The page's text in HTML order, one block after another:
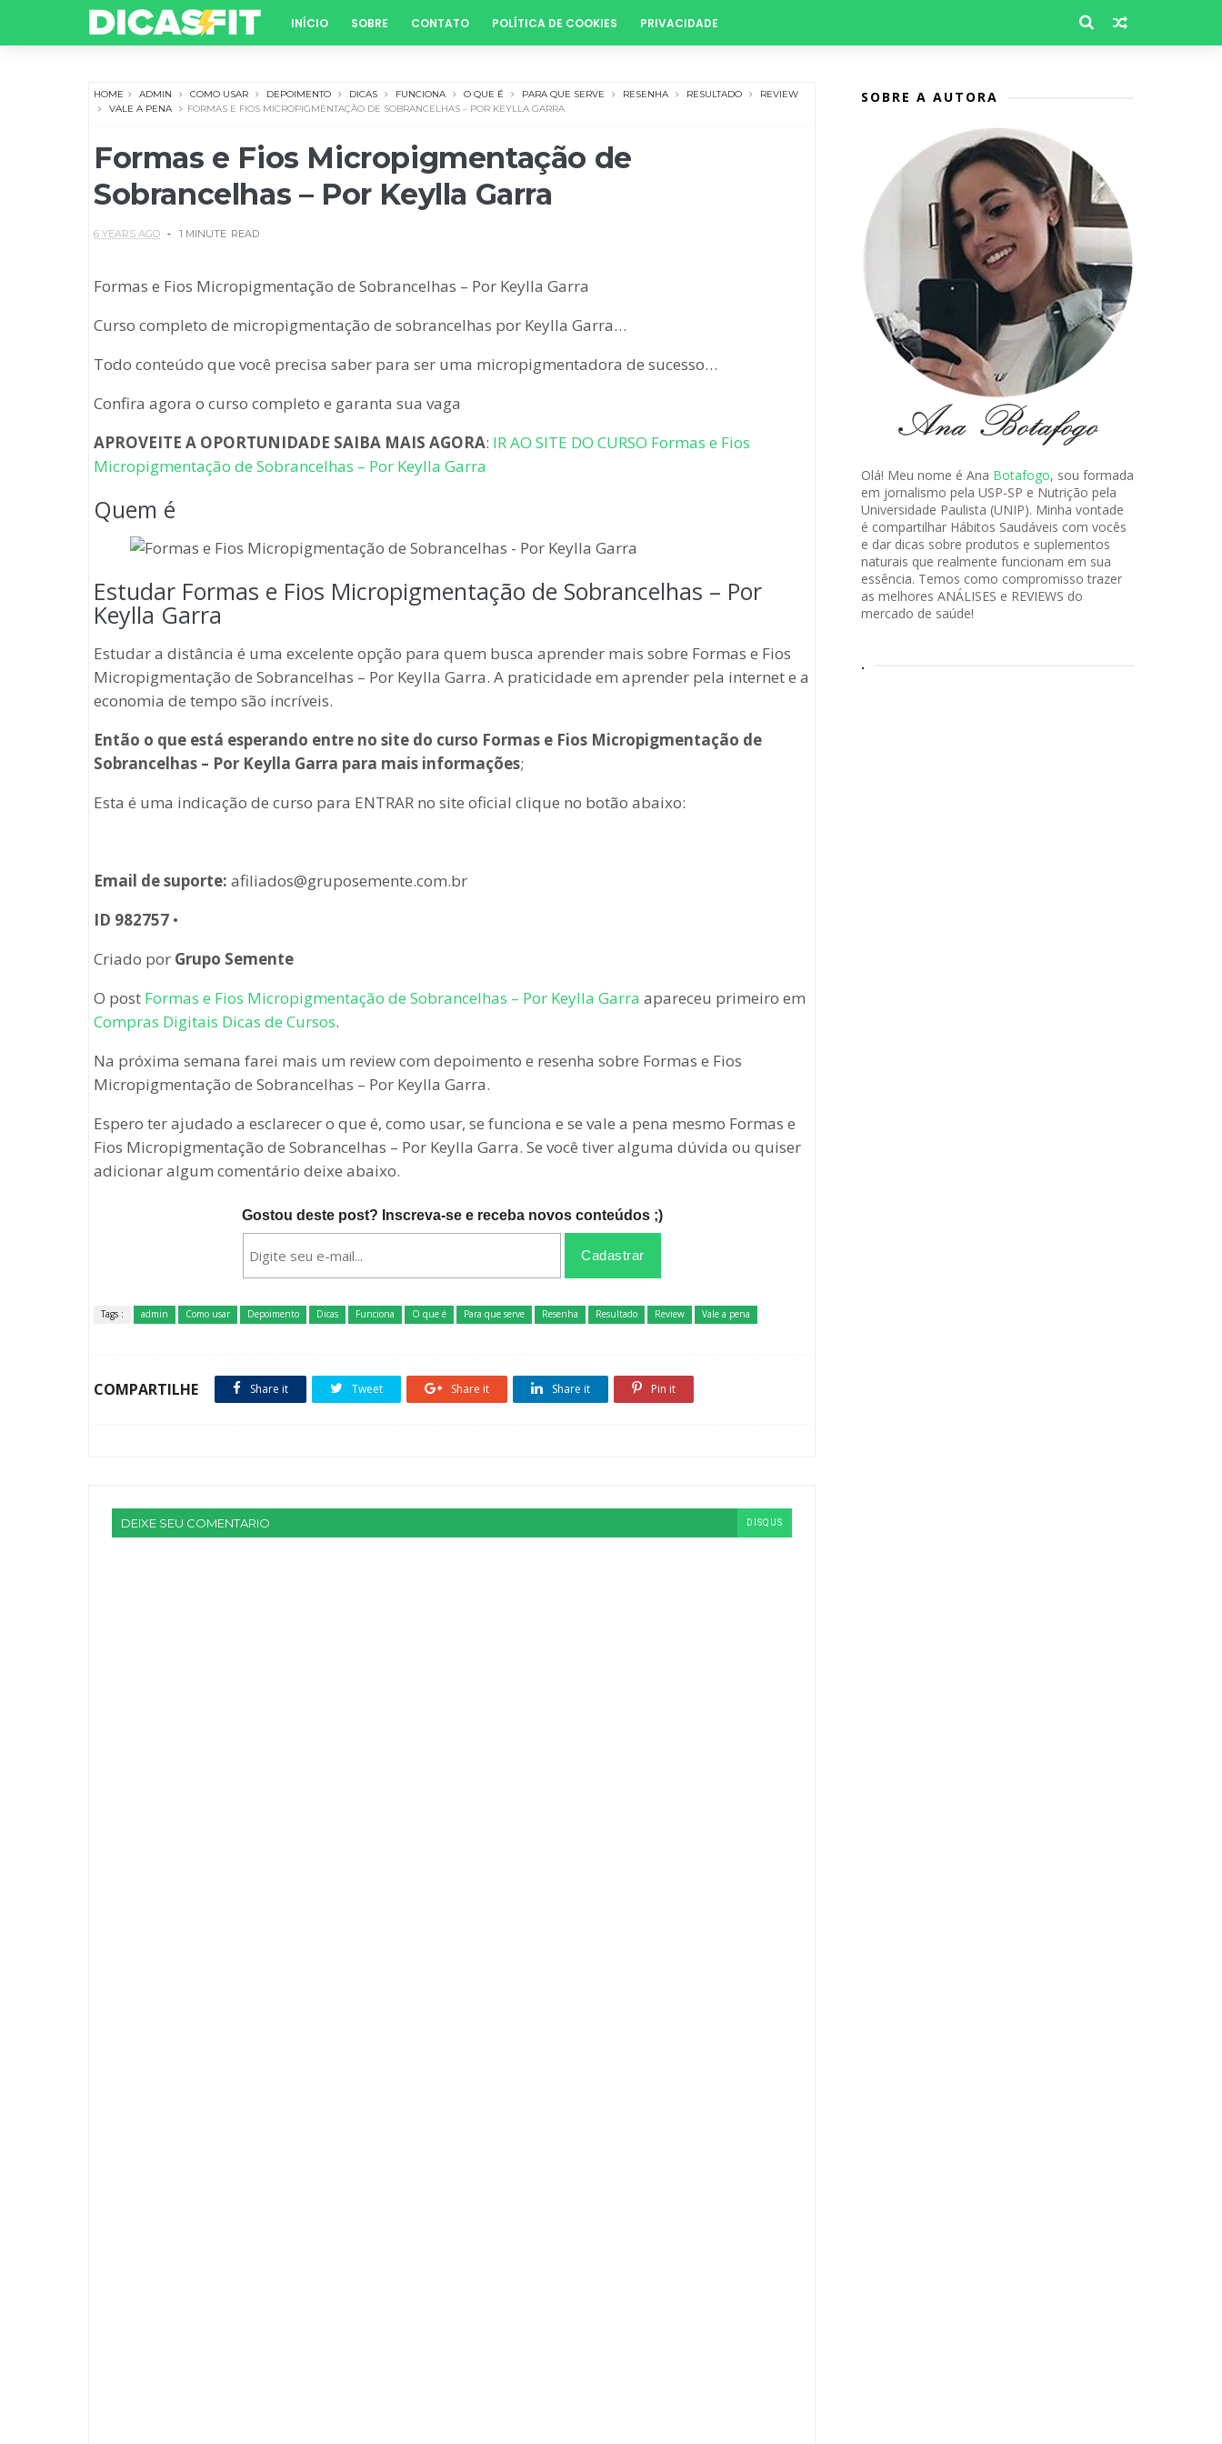
INÍCIO SOBRE CONTATO POLÍTICA DE COOKIES PRIVACIDADE
HOME ADMIN COMO USAR DEPOIMENTO DICAS FUNCIONA O QUE É PARA QUE SERVE RESENHA RESULTADO
REVIEW
VALE A PENA
FORMAS E FIOS MICROPIGMENTAÇÃO DE SOBRANCELHAS – POR KEYLLA GARRA
Formas e Fios Micropigmentação de
Sobrancelhas – Por Keylla Garra
6 YEARS AGO 1 MINUTE READ
Formas e Fios Micropigmentação de Sobrancelhas – Por Keylla Garra
Curso completo de micropigmentação de sobrancelhas por Keylla Garra…
Todo conteúdo que você precisa saber para ser uma micropigmentadora de sucesso…
Confira agora o curso completo e garanta sua vaga
APROVEITE A OPORTUNIDADE SAIBA MAIS AGORA: IR AO SITE DO CURSO Formas e Fios
Micropigmentação de Sobrancelhas – Por Keylla Garra
Quem é
Estudar Formas e Fios Micropigmentação de Sobrancelhas – Por
Keylla Garra
Estudar a distância é uma excelente opção para quem busca aprender mais sobre Formas e Fios
Micropigmentação de Sobrancelhas – Por Keylla Garra. A praticidade em aprender pela internet e a
economia de tempo são incríveis.
Então o que está esperando entre no site do curso Formas e Fios Micropigmentação de
Sobrancelhas – Por Keylla Garra para mais informações;
Esta é uma indicação de curso para ENTRAR no site oficial clique no botão abaixo:
Email de suporte: afiliados@gruposemente.com.br
ID 982757 •
Criado por Grupo Semente
O post Formas e Fios Micropigmentação de Sobrancelhas – Por Keylla Garra apareceu primeiro em
Compras Digitais Dicas de Cursos.
Na próxima semana farei mais um review com depoimento e resenha sobre Formas e Fios
Micropigmentação de Sobrancelhas – Por Keylla Garra.
Espero ter ajudado a esclarecer o que é, como usar, se funciona e se vale a pena mesmo Formas e
Fios Micropigmentação de Sobrancelhas – Por Keylla Garra. Se você tiver alguma dúvida ou quiser
adicionar algum comentário deixe abaixo.
Gostou deste post? Inscreva-se e receba novos conteúdos ;)
Tags : admin Como usar Depoimento Dicas Funciona O que é Para que serve Resenha Resultado Review Vale a pena
COMPARTILHE Share it Tweet Share it Share it Pin it
DEIXE SEU COMENTARIO DISQUS
SOBRE A AUTORA
Olá! Meu nome é Ana Botafogo, sou formada
em jornalismo pela USP-SP e Nutrição pela
Universidade Paulista (UNIP). Minha vontade
é compartilhar Hábitos Saudáveis com vocês
e dar dicas sobre produtos e suplementos
naturais que realmente funcionam em sua
essência. Temos como compromisso trazer
as melhores ANÁLISES e REVIEWS do
mercado de saúde!
.